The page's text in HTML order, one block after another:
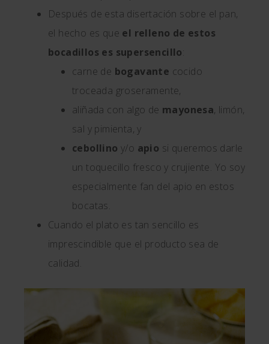
Después de esta disertación sobre el pan,
el hecho es que el relleno de estos
bocadillos es supersencillo:
carne de bogavante cocido
troceada groseramente,
aliñada con algo de mayonesa, limón,
sal y pimienta, y
cebollino y/o apio si queremos darle
un toquecillo fresco y crujiente. Yo soy
especialmente fan del apio en estos
bocatas.
Cuando el plato es tan sencillo es
imprescindible que el producto sea de
calidad.